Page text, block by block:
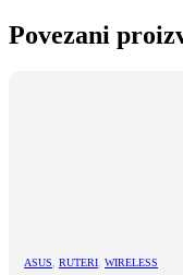
Povezani
ASUS, RUTERI, WIRELESS